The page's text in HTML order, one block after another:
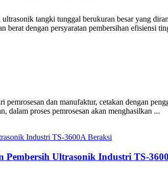
tangki tunggal berukuran besar yang
dengan persyaratan pembersihan efisiensi
dan manufaktur, cetakan dengan
dalam proses pemrosesan akan menghasilkan ...
Ultrasonik Industri TS-